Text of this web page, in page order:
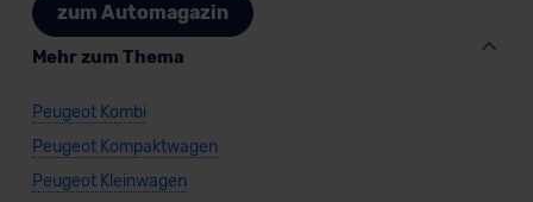
zum Automagazin
Mehr zum Thema
Peugeot Kombi
Peugeot Kompaktwagen
Peugeot Kleinwagen